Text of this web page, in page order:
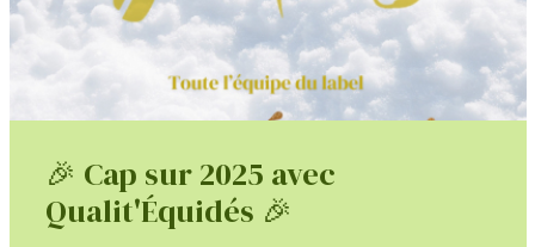
🎉 Cap sur 2025 avec
Qualit'Équidés 🎉